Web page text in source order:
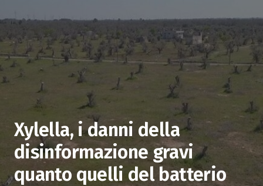
Xylella, i danni della
disinformazione gravi
quanto quelli del batterio